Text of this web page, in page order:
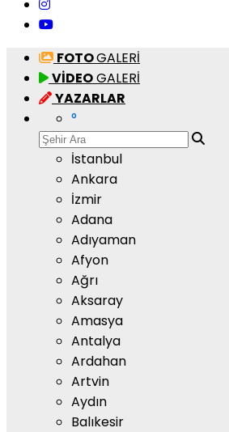
FOTOGALERİ
VİDEOGALERİ
YAZARLAR
°
İstanbul
Ankara
İzmir
Adana
Adıyaman
Afyon
Ağrı
Aksaray
Amasya
Antalya
Ardahan
Artvin
Aydın
Balıkesir